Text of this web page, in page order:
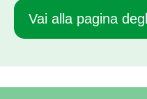
Vai alla pagina